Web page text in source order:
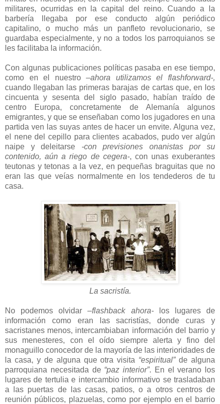
militares, ocurridas en la capital del reino. Cuando a la
barbería llegaba por ese conducto algún periódico
capitalino, o mucho más un panfleto revolucionario, se
guardaba especialmente, y no a todos los parroquianos se
les facilitaba la información.
Con algunas publicaciones políticas pasaba en ese tiempo,
como en el nuestro–ahora utilizamos el flashforward-,
cuando llegaban las primeras barajas de cartas que, en los
cincuenta y sesenta del siglo pasado, habían traído de
centro Europa, concretamente de Alemanía algunos
emigrantes, y que se enseñaban como los jugadores en una
partida ven las suyas antes de hacer un envite. Alguna vez,
el nene del cepillo para clientes acabados, pudo ver algún
naipe y deleitarse -con previsiones onanistas por su
contenido, aún a riego de cegera-, con unas exuberantes
teutonas y tetonas a la vez, en pequeñas braguitas que no
eran las que veías normalmente en los tendederos de tu
casa.
La sacristía.
No podemos olvidar–flashback ahora-
los lugares de
información como eran las sacristías, donde curas y
sacristanes menos, intercambiaban información del barrio y
sus menesteres, con el oído siempre alerta y fino del
monaguillo conocedor de la mayoría de las interioridades de
la casa, y de alguna que otra visita “espiritual”de alguna
parroquiana necesitada de “paz interior”. En el verano los
lugares de tertulia e intercambio informativo se trasladaban
a las puertas de las casas, patios, o a otros centros de
reunión públicos, plazuelas, como por ejemplo en el barrio